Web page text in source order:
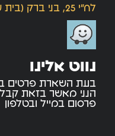
לח"י 25, בני ברק (בית שקד) | קומה 1
נווט אלינו
בעת השארת פרטים
הנני מאשר בזאת
פרסום במייל ובטלפון